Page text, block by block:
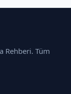
Rehberi. Tüm